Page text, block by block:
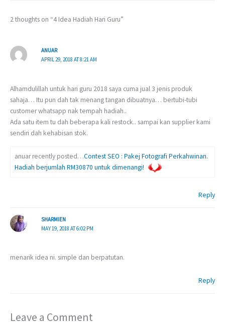
2 thoughts on “4 Idea Hadiah Hari Guru”
ANUAR
APRIL 29, 2018 AT 8:21 AM
Alhamdulillah untuk hari guru 2018 saya cuma jual 3 jenis produk
sahaja… Itu pun dah tak menang tangan dibuatnya… bertubi-tubi
customer whatsapp nak tempah hadiah..
Ada satu item tu dah beberapa kali restock.. sampai kan supplier kami
sendiri dah kehabisan stok.
anuar recently posted…Contest SEO : Pakej Fotografi Perkahwinan.
Hadiah berjumlah RM30870 untuk dimenangi!
Reply
SHARMIEN
MAY 19, 2018 AT 6:02 PM
menarik idea ni. simple dan berpatutan.
Reply
Leave a Comment